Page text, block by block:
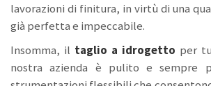
lavorazioni di finitura, in virtù di una
già perfetta e impeccabile.
Insomma, il taglio a idrogetto per
nostra azienda è pulito e sempre